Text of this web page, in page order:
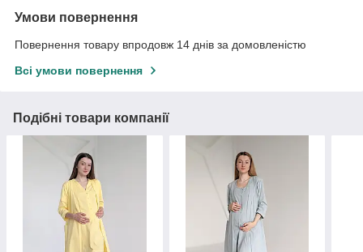
Умови повернення
Повернення товару впродовж 14 днів за домовленістю
Всі умови повернення
Подібні товари компанії